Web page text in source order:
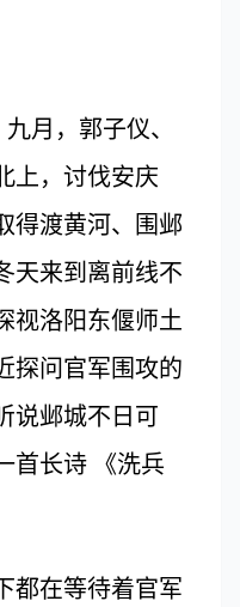
月，郭子仪、
上，讨伐安庆
得渡黄河、围邺
天来到离前线不
视洛阳东偃师土
探问官军围攻的
说邺城不日可
首长诗 《洗兵
在等待着官军